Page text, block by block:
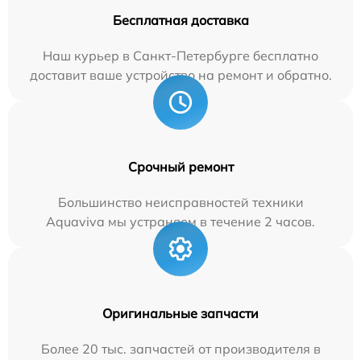
Бесплатная доставка
Наш курьер в Санкт-Петербурге бесплатно
доставит ваше устройство на ремонт и обратно.
Срочный ремонт
Большинство неисправностей техники
Aquaviva мы устраняем в течение 2 часов.
Оригинальные запчасти
Более 20 тыс. запчастей от производителя в